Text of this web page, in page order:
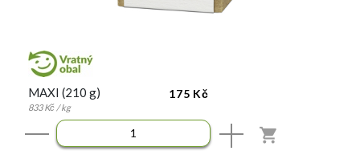
MAXI (210 g)
833 Kč / kg
175 Kč